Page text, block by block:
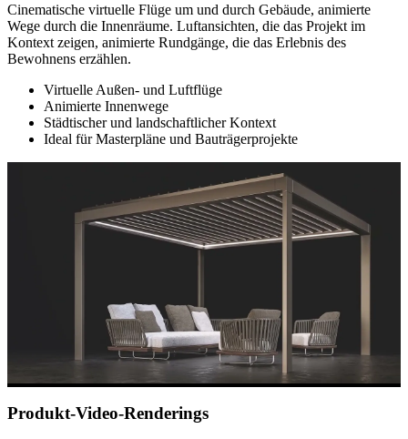
Cinematische virtuelle Flüge um und durch Gebäude, animierte
Wege durch die Innenräume. Luftansichten, die das Projekt im
Kontext zeigen, animierte Rundgänge, die das Erlebnis des
Bewohnens erzählen.
Virtuelle Außen- und Luftflüge
Animierte Innenwege
Städtischer und landschaftlicher Kontext
Ideal für Masterpläne und Bauträgerprojekte
Produkt-Video-Renderings